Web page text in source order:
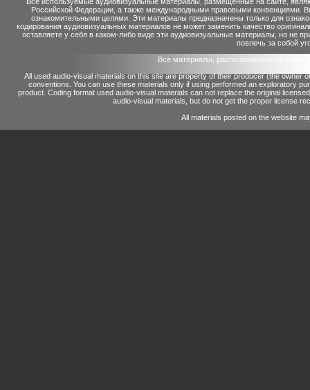
Российской Федерации, а также международными правовыми конвенциями.
ознакомительными целями. Эти материалы предназначены только для
кодирования аудиовизуальных материалов не может заменить качество
оставляете у себя в каком-либо виде эти аудиовизуальные материалы, но не
повлечь за собой
Все материалы, расположенные на сайте
All used audio-visual materials on this site are property of their producer (the owner
conventions. You can use these materials only if using performed an exploratory
product. Coding format used audio-visual materials can not replace the original
audio-visual materials, but do not get the proper license
All materials posted on the website